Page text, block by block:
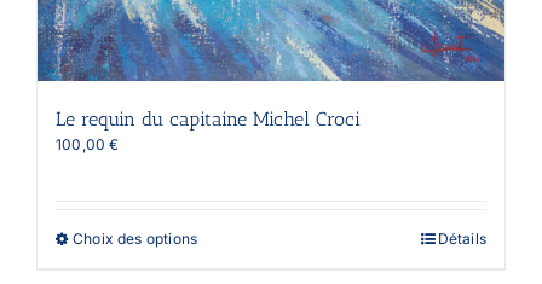
Le requin du capitaine Michel Croci
100,00€
Choix des optionsCe
Détails